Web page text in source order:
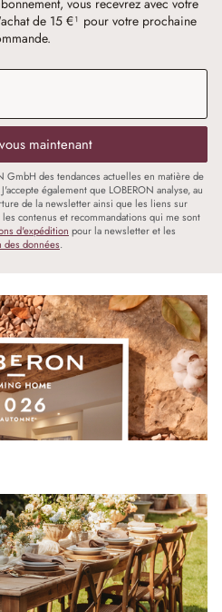
vous recevrez avec votre
de 15 €¹ pour votre prochaine
maintenant
GmbH des tendances actuelles en matière de
également que LOBERON analyse, au
de la newsletter ainsi que les liens sur
contenus et recommandations qui me sont
d'expédition pour la newsletter et les
des données.